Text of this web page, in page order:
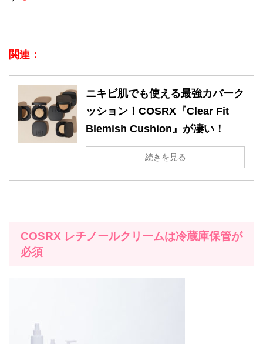
関連：
ニキビ肌でも使える最強カバーク
ッション！COSRX『Clear Fit
Blemish Cushion』が凄い！
続きを見る
COSRX レチノールクリームは冷蔵庫保管が
必須